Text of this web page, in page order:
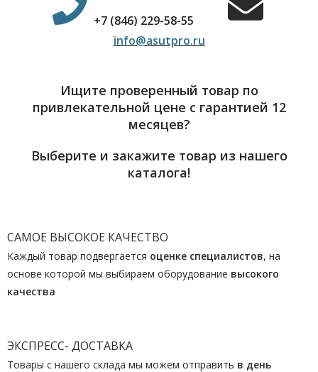
+7 (846) 229-58-55
info@asutpro.ru
Ищите проверенный товар по
привлекательной цене с гарантией 12
месяцев?
Выберите и закажите товар из нашего
каталога!
САМОЕ ВЫСОКОЕ КАЧЕСТВО
Каждый товар подвергается оценке специалистов, на
основе которой мы выбираем оборудование высокого
качества
ЭКСПРЕСС- ДОСТАВКА
Товары с нашего склада мы можем отправить в день